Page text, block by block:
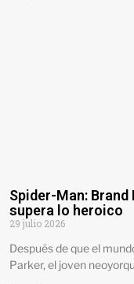
Spider-Man: Brand
supera lo heroico
29 julio 2026
Después de que el
Parker, el joven